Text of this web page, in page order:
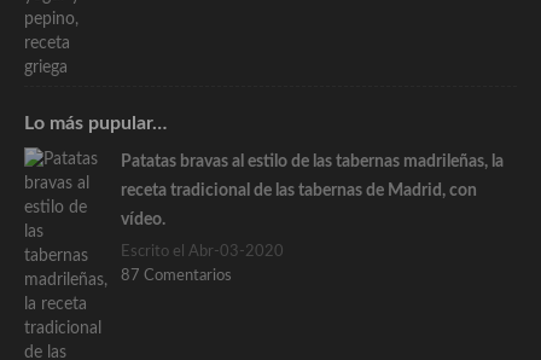
Lo más pupular…
Patatas bravas al estilo de las tabernas madrileñas, la
receta tradicional de las tabernas de Madrid, con
vídeo.
Escrito el Abr-03-2020
87 Comentarios